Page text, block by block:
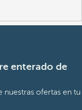
enterado de
nuestras ofertas en tu